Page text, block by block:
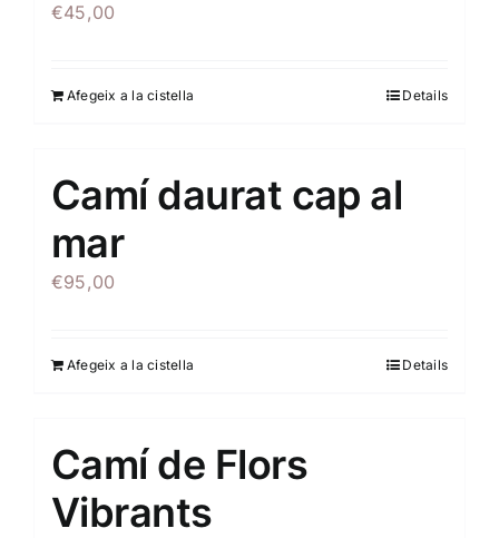
€45,00
Afegeix a la cistella Details
Camí daurat cap al
mar
€95,00
Afegeix a la cistella Details
Camí de Flors
Vibrants